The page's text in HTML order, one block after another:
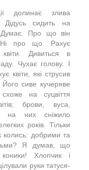
долинає злива
Дідусь сидить на
Думає. Про що він
про що. Рахує
квіти. Дивиться в
Чухає голову. І
квіти, які струсив
Його сивe кучерявe
на суцвіття
брови, вуса,
на них сніжило
років. Тільки
колись: добрими та
Я думав, щo
коники! Хлопчик і
руки татуся-